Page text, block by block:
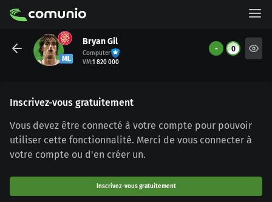
ML
Bryan Gil
Computer
VM:1 820 000
- 0
Inscrivez-vous gratuitement
Vous devez être connecté à votre compte pour pouvoir
utiliser cette fonctionnalité. Merci de vous connecter à
votre compte ou d'en créer un.
Inscrivez-vous gratuitement